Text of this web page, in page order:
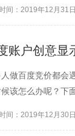
间：2019年12月31日
账户创意显
做百度竞价都会
候该怎么办呢？下
间：2019年12月30日